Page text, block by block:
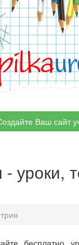
Ваш сайт
- уроки,
бесплатно